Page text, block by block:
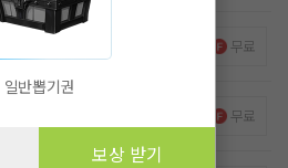
21.08.21
무료
22.03.01
무료
일반뽑기권
보상 받기